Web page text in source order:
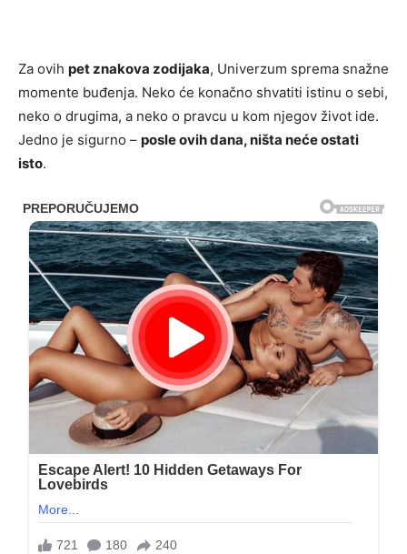
Za ovih pet znakova zodijaka, Univerzum sprema snažne
momente buđenja. Neko će konačno shvatiti istinu o sebi,
neko o drugima, a neko o pravcu u kom njegov život ide.
Jedno je sigurno – posle ovih dana, ništa neće ostati
isto.